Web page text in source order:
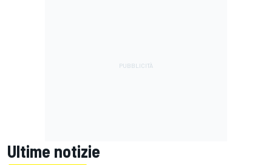
Ultime notizie